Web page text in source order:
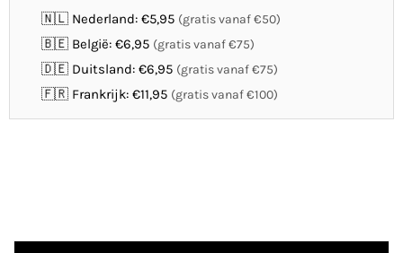
🇳🇱 Nederland: €5,95 (gratis vanaf €50)
🇧🇪 België: €6,95 (gratis vanaf €75)
🇩🇪 Duitsland: €6,95 (gratis vanaf €75)
🇫🇷 Frankrijk: €11,95 (gratis vanaf €100)